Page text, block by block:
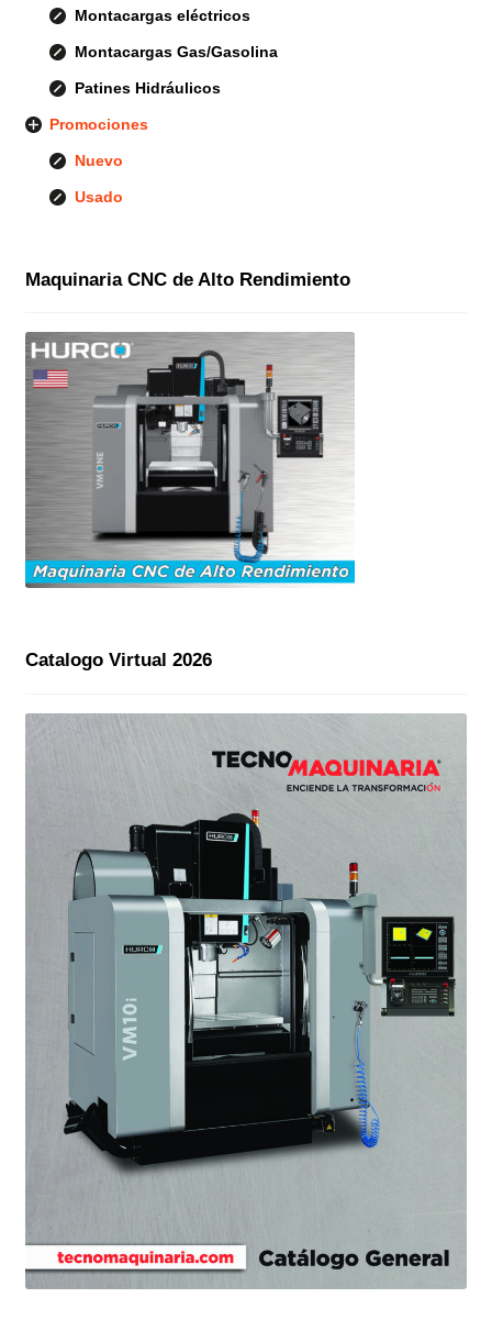
Montacargas eléctricos
Montacargas Gas/Gasolina
Patines Hidráulicos
Promociones
Nuevo
Usado
Maquinaria CNC de Alto Rendimiento
Catalogo Virtual 2026